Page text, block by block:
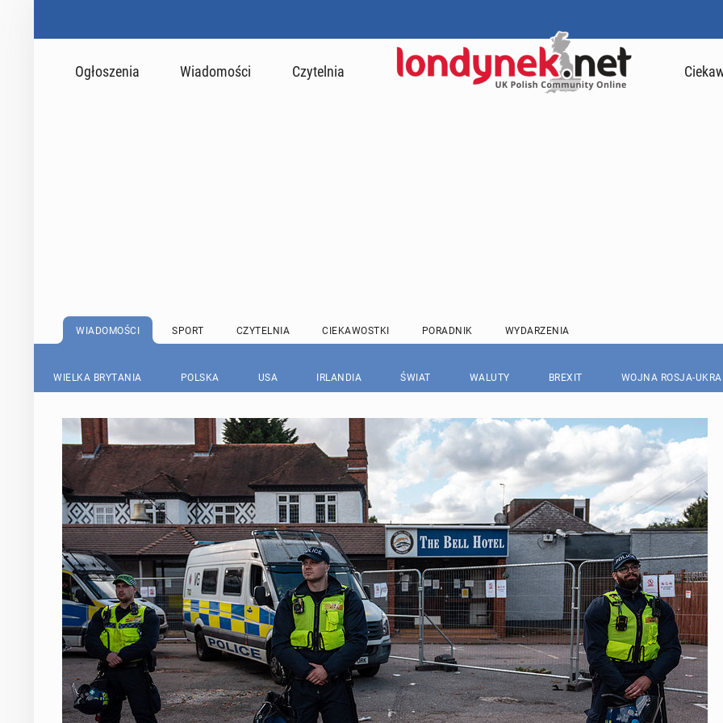
Ogłoszenia Wiadomości Czytelnia
WIADOMOŚCI SPORT CZYTELNIA CIEKAWOSTKI PORADNIK WYDARZENIA
WIELKA BRYTANIA POLSKA USA IRLANDIA ŚWIAT WALUTY BREXIT WOJNA ROSJA-